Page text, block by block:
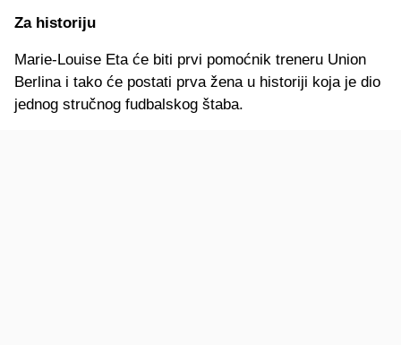
Za historiju
Marie-Louise Eta će biti prvi pomoćnik treneru Union
Berlina i tako će postati prva žena u historiji koja je dio
jednog stručnog fudbalskog štaba.